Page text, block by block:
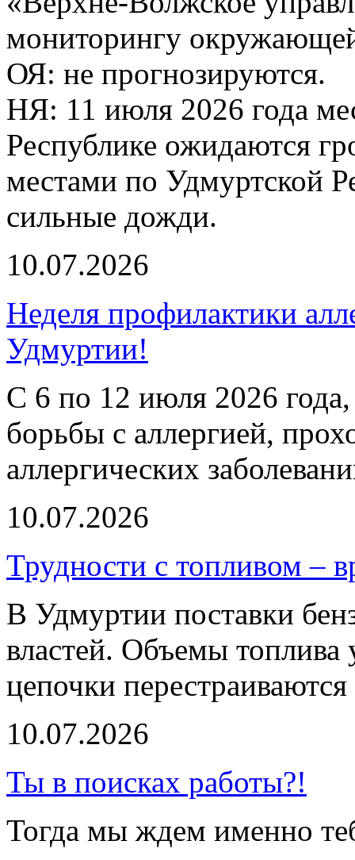
мониторингу
ОЯ: не прогнозируются.
НЯ: 11 июля 2026 года
Республике ожидаются
местами по Удмуртской
сильные дожди.
10.07.2026
Неделя профилактики
Удмуртии!
С 6 по 12 июля 2026
борьбы с аллергией,
аллергических
10.07.2026
Трудности с топливом –
В Удмуртии поставки
властей. Объемы топлива
цепочки
10.07.2026
Ты в поисках работы?!
Тогда мы ждем именно